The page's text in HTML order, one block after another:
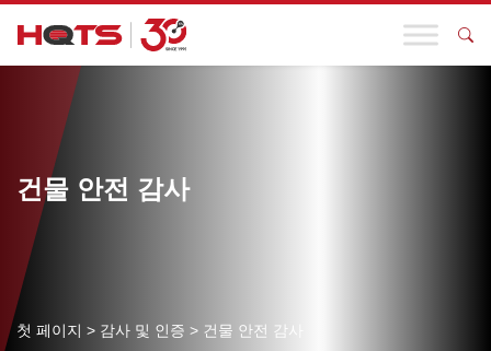
건물 안전 감사
첫 페이지 > 감사 및 인증 > 건물 안전 감사